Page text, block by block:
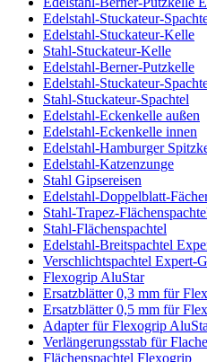
Edelstahl-Stuckateur-
Edelstahl-Stuckateur-Kelle
Stahl-Stuckateur-Kelle
Edelstahl-Berner-Putzkelle
Edelstahl-Stuckateur-
Stahl-Stuckateur-Spachtel
Edelstahl-Eckenkelle außen
Edelstahl-Eckenkelle innen
Edelstahl-Hamburger
Edelstahl-Katzenzunge
Stahl Gipsereisen
Edelstahl-Doppelblatt-
Stahl-Trapez-
Stahl-Flächenspachtel
Edelstahl-Breitspachtel
Verschlichtspachtel Expert-
Flexogrip AluStar
Ersatzblätter 0,3 mm für
Ersatzblätter 0,5 mm für
Adapter für Flexogrip
Verlängerungsstab für
Flächenspachtel Flexogrip